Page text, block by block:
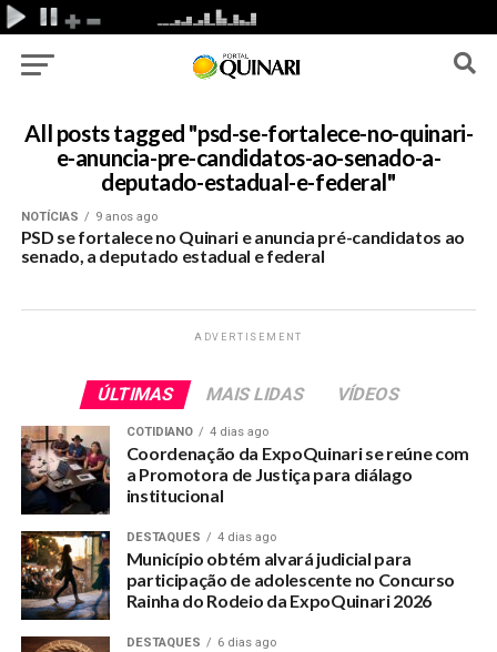
All posts tagged "psd-se-fortalece-no-quinari-
e-anuncia-pre-candidatos-ao-senado-a-
deputado-estadual-e-federal"
NOTÍCIAS 9 anos ago
PSD se fortalece no Quinari e anuncia pré-candidatos ao
senado, a deputado estadual e federal
ADVERTISEMENT
ÚLTIMAS MAIS LIDAS VÍDEOS
COTIDIANO 4 dias ago
Coordenação da ExpoQuinari se reúne com
a Promotora de Justiça para diálago
institucional
DESTAQUES 4 dias ago
Município obtém alvará judicial para
participação de adolescente no Concurso
Rainha do Rodeio da ExpoQuinari 2026
DESTAQUES 6 dias ago